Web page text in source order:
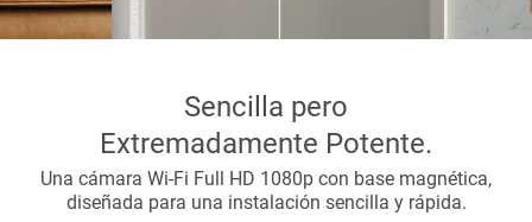
Sencilla pero
Extremadamente Potente.
Una cámara Wi-Fi Full HD 1080p con base magnética,
diseñada para una instalación sencilla y rápida.